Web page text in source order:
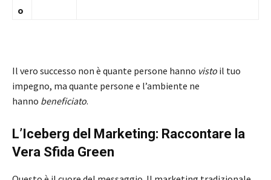
o
Il vero successo non è quante persone hanno visto il tuo
impegno, ma quante persone e l’ambiente ne
hanno beneficiato.
L’Iceberg del Marketing: Raccontare la
Vera Sfida Green